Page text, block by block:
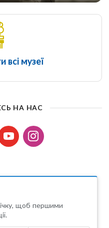
всі музеї
НА НАС
щоб першими